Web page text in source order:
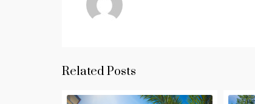
Related Posts